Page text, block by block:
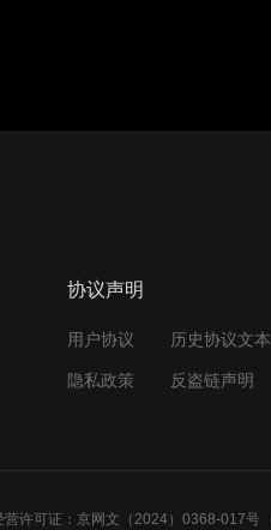
协议声明
用户协议 历史协议文本
隐私政策 反盗链声明
营许可证：京网文（2024）0368-017号